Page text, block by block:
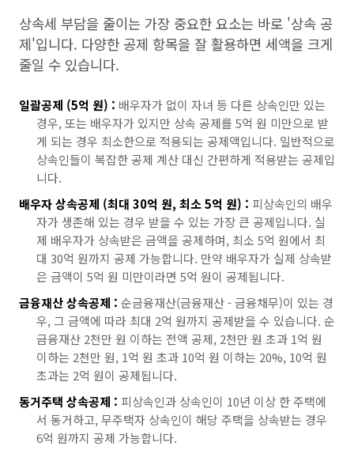
상속세 부담을 줄이는 가장 중요한 요소는 바로 '상속 공
제'입니다. 다양한 공제 항목을 잘 활용하면 세액을 크게
줄일 수 있습니다.
일괄공제 (5억 원) : 배우자가 없이 자녀 등 다른 상속인만 있는
경우, 또는 배우자가 있지만 상속 공제를 5억 원 미만으로 받
게 되는 경우 최소한으로 적용되는 공제액입니다. 일반적으로
상속인들이 복잡한 공제 계산 대신 간편하게 적용받는 공제입
니다.
배우자 상속공제 (최대 30억 원, 최소 5억 원) : 피상속인의 배우
자가 생존해 있는 경우 받을 수 있는 가장 큰 공제입니다. 실
제 배우자가 상속받은 금액을 공제하며, 최소 5억 원에서 최
대 30억 원까지 공제 가능합니다. 만약 배우자가 실제 상속받
은 금액이 5억 원 미만이라면 5억 원이 공제됩니다.
금융재산 상속공제 : 순금융재산(금융재산 - 금융채무)이 있는 경
우, 그 금액에 따라 최대 2억 원까지 공제받을 수 있습니다. 순
금융재산 2천만 원 이하는 전액 공제, 2천만 원 초과 1억 원
이하는 2천만 원, 1억 원 초과 10억 원 이하는 20%, 10억 원
초과는 2억 원이 공제됩니다.
동거주택 상속공제 : 피상속인과 상속인이 10년 이상 한 주택에
서 동거하고, 무주택자 상속인이 해당 주택을 상속받는 경우
6억 원까지 공제 가능합니다.